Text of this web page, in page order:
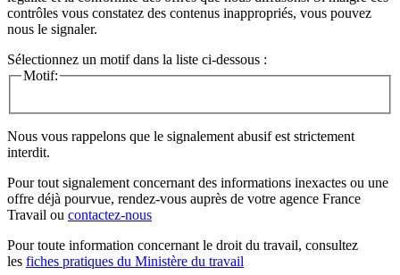
contrôles vous constatez des contenus inappropriés, vous pouvez
nous le signaler.
Sélectionnez un motif dans la liste ci-dessous :
Motif:
Nous vous rappelons que le signalement abusif est strictement
interdit.
Pour tout signalement concernant des informations inexactes ou une
offre déjà pourvue, rendez-vous auprès de votre agence France
Travail ou contactez-nous
Pour toute information concernant le droit du travail, consultez
les fiches pratiques du Ministère du travail